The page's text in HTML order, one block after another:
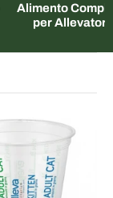
Alimento
per Allevatori